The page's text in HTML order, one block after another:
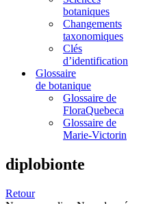
botaniques
Changements
taxonomiques
Clés
d’identification
Glossaire
de botanique
Glossaire de
FloraQuebeca
Glossaire de
Marie-Victorin
diplobionte
Retour